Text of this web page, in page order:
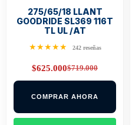
275/65/18 LLANT
GOODRIDE SL369 116T
TL UL /AT
★★★★★ 242 reseñas
$719.000
Original
price
$719.000.
$625.000Current
price
$625.000.
COMPRAR AHORA